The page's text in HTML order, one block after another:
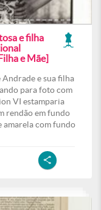
e filha
e Mãe]
e sua filha
para foto com
VI estamparia
rendão em fundo
amarela com fundo